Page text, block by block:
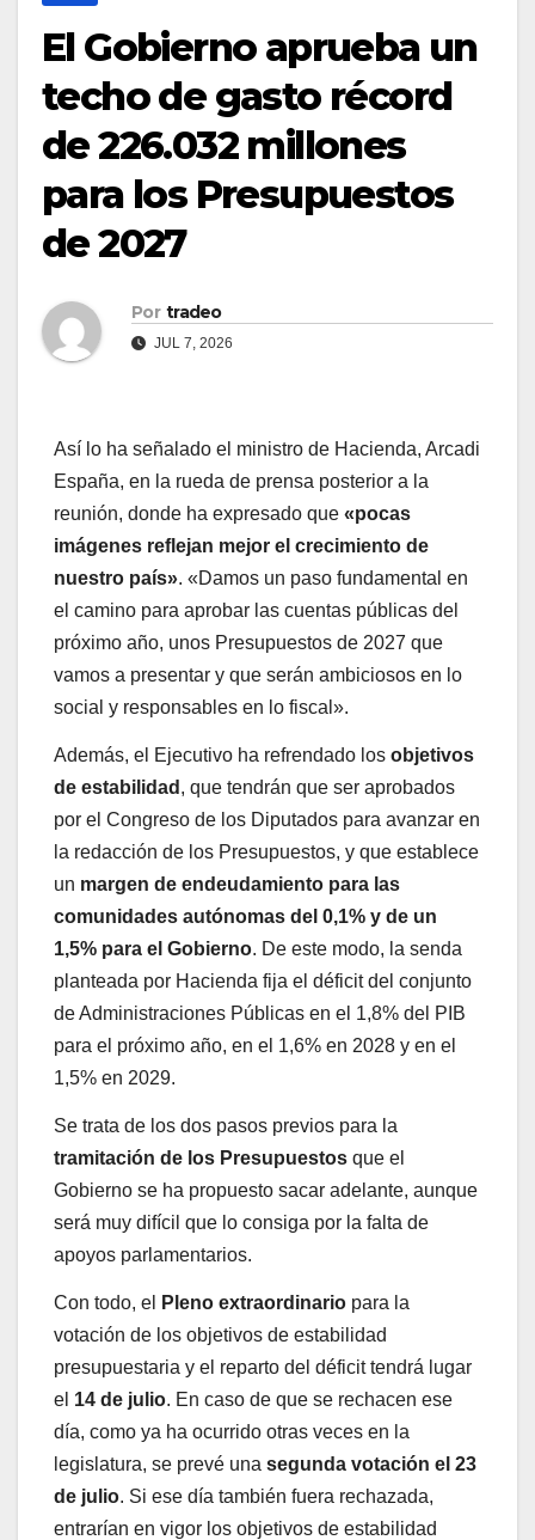
El Gobierno aprueba un
techo de gasto récord
de 226.032 millones
para los Presupuestos
de 2027
Por tradeo
JUL 7, 2026
Así lo ha señalado el ministro de Hacienda, Arcadi
España, en la rueda de prensa posterior a la
reunión, donde ha expresado que «pocas
imágenes reflejan mejor el crecimiento de
nuestro país». «Damos un paso fundamental en
el camino para aprobar las cuentas públicas del
próximo año, unos Presupuestos de 2027 que
vamos a presentar y que serán ambiciosos en lo
social y responsables en lo fiscal».
Además, el Ejecutivo ha refrendado los objetivos
de estabilidad , que tendrán que ser aprobados
por el Congreso de los Diputados para avanzar en
la redacción de los Presupuestos, y que establece
un margen de endeudamiento para las
comunidades autónomas del 0,1% y de un
1,5% para el Gobierno. De este modo, la senda
planteada por Hacienda fija el déficit del conjunto
de Administraciones Públicas en el 1,8% del PIB
para el próximo año, en el 1,6% en 2028 y en el
1,5% en 2029.
Se trata de los dos pasos previos para la
tramitación de los Presupuestos que el
Gobierno se ha propuesto sacar adelante, aunque
será muy difícil que lo consiga por la falta de
apoyos parlamentarios.
Con todo, el Pleno extraordinario para la
votación de los objetivos de estabilidad
presupuestaria y el reparto del déficit tendrá lugar
el 14 de julio. En caso de que se rechacen ese
día, como ya ha ocurrido otras veces en la
legislatura, se prevé una segunda votación el 23
de julio. Si ese día también fuera rechazada,
entrarían en vigor los objetivos de estabilidad